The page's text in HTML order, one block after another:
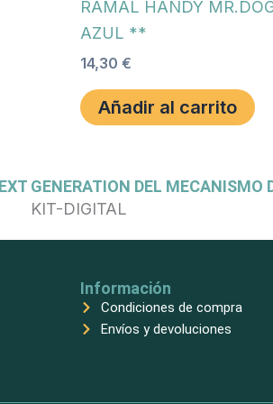
RAMAL HANDY
AZUL **
14,30 €
Añadir al carrito
GENERATION DEL MECANISMO
Información
Condiciones de compra
Envíos y devoluciones